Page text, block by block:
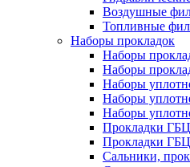
Воздушные
Топливные
Наборы прокладок
Наборы
Наборы
Наборы
Наборы
Наборы
Прокладки
Прокладки
Сальники,